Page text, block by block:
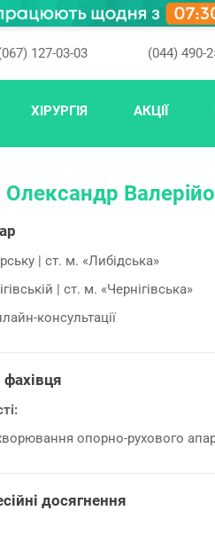
127-03-03 (044) 490-
ХІРУРГІЯ АКЦІЇ
| ст. м. «Либідська»
| ст. м. «Чернігівська»
консультації
опорно-рухового
досягнення